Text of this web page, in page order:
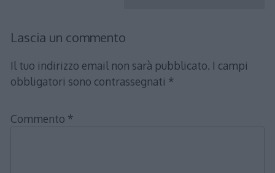
Lascia un commento
Il tuo indirizzo email non sarà pubblicato. I campi
obbligatori sono contrassegnati *
Commento *